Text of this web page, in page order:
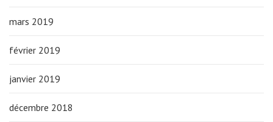
mars 2019
février 2019
janvier 2019
décembre 2018